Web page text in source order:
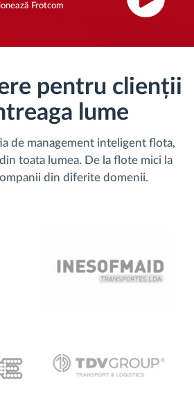
Frotcom
pentru clienții
lume
de management inteligent flota,
toata lumea. De la flote mici la
din diferite domenii.